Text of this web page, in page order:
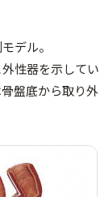
デル。
性器を示してい
盤底から取り外